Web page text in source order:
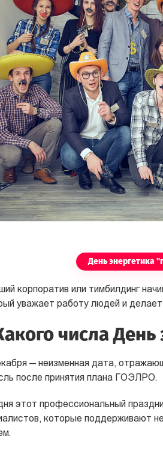
День энергетика
корпоратив или тимбилдинг
уважает работу людей и
числа День
— неизменная дата,
после принятия плана ГОЭЛРО.
этот профессиональный
которые поддерживают